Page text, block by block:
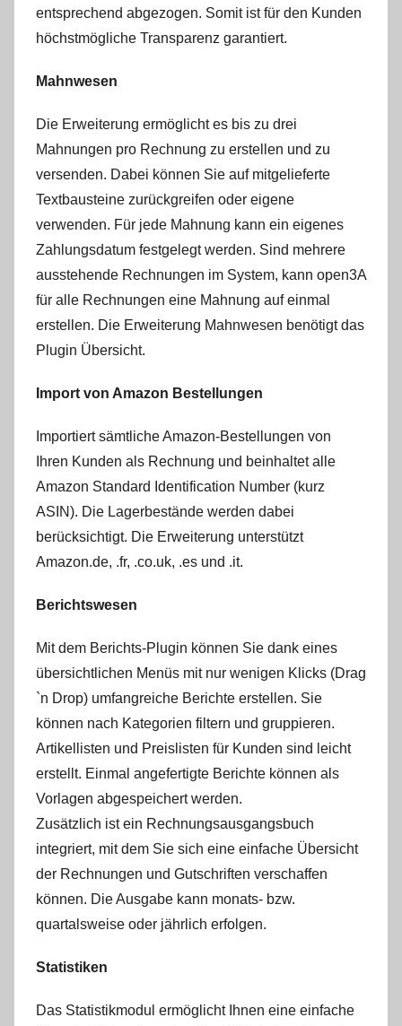
entsprechend abgezogen. Somit ist für den Kunden
höchstmögliche Transparenz garantiert.
Mahnwesen
Die Erweiterung ermöglicht es bis zu drei
Mahnungen pro Rechnung zu erstellen und zu
versenden. Dabei können Sie auf mitgelieferte
Textbausteine zurückgreifen oder eigene
verwenden. Für jede Mahnung kann ein eigenes
Zahlungsdatum festgelegt werden. Sind mehrere
ausstehende Rechnungen im System, kann open3A
für alle Rechnungen eine Mahnung auf einmal
erstellen. Die Erweiterung Mahnwesen benötigt das
Plugin Übersicht.
Import von Amazon Bestellungen
Importiert sämtliche Amazon-Bestellungen von
Ihren Kunden als Rechnung und beinhaltet alle
Amazon Standard Identification Number (kurz
ASIN). Die Lagerbestände werden dabei
berücksichtigt. Die Erweiterung unterstützt
Amazon.de, .fr, .co.uk, .es und .it.
Berichtswesen
Mit dem Berichts-Plugin können Sie dank eines
übersichtlichen Menüs mit nur wenigen Klicks (Drag
`n Drop) umfangreiche Berichte erstellen. Sie
können nach Kategorien filtern und gruppieren.
Artikellisten und Preislisten für Kunden sind leicht
erstellt. Einmal angefertigte Berichte können als
Vorlagen abgespeichert werden.
Zusätzlich ist ein Rechnungsausgangsbuch
integriert, mit dem Sie sich eine einfache Übersicht
der Rechnungen und Gutschriften verschaffen
können. Die Ausgabe kann monats- bzw.
quartalsweise oder jährlich erfolgen.
Statistiken
Das Statistikmodul ermöglicht Ihnen eine einfache